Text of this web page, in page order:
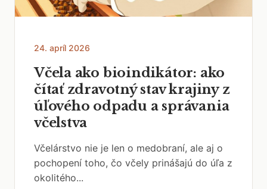
24. apríl 2026
Včela ako bioindikátor: ako
čítať zdravotný stav krajiny z
úľového odpadu a správania
včelstva
Včelárstvo nie je len o medobraní, ale aj o
pochopení toho, čo včely prinášajú do úľa z
okolitého...